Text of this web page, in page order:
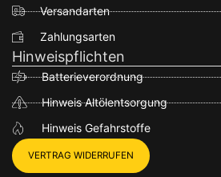
Versandarten
Zahlungsarten
Hinweispflichten
Batterieverordnung
Hinweis Altölentsorgung
Hinweis Gefahrstoffe
VERTRAG WIDERRUFEN